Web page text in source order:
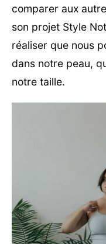
comparer aux
son projet Style
réaliser que nous
dans notre peau,
notre taille.